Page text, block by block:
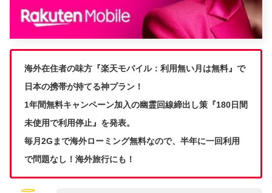
海外在住者の味方『楽天モバイル：利用無い月は無料』で
日本の携帯が持てる神プラン！
1年間無料キャンペーン加入の幽霊回線締出し策『180日間
未使用で利用停止』を発表。
毎月2Gまで海外ローミング無料なので、半年に一回利用
で問題なし！海外旅行にも！